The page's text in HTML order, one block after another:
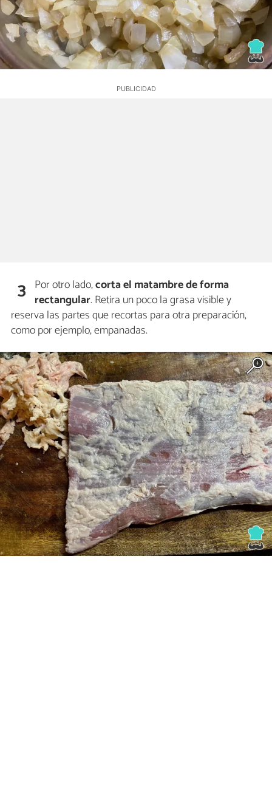
3 Por otro lado,corta el matambre de forma
rectangular. Retira un poco la grasa visible y
reserva las partes que recortas para otra preparación,
como por ejemplo, empanadas.